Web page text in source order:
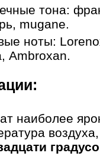
тона:
mugane.
ноты:
Ambroxan.
наиболее